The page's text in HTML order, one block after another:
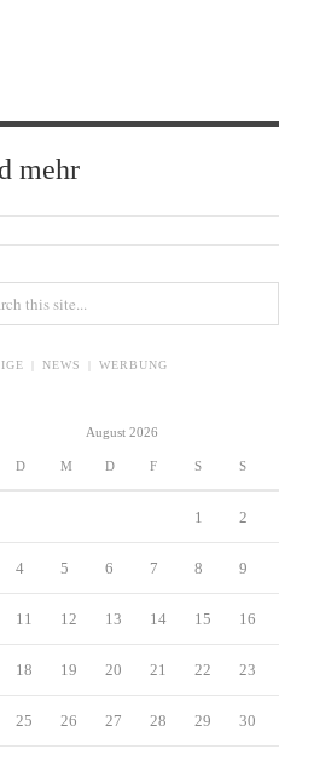
mehr
| NEWS | WERBUNG
August 2026
D M D F S S
1 2
4 5 6 7 8 9
11 12 13 14 15 16
18 19 20 21 22 23
25 26 27 28 29 30